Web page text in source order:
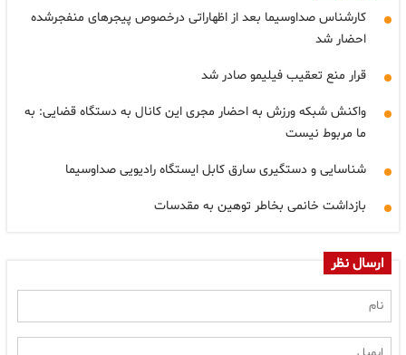
کارشناس صداوسیما بعد از اظهاراتی درخصوص پیجرهای منفجرشده
احضار شد
قرار منع تعقیب فیلیمو صادر شد
واکنش شبکه ورزش به احضار مجری این کانال به دستگاه قضایی: به
ما مربوط نیست
شناسایی و دستگیری سارق کابل ایستگاه رادیویی صداوسیما
بازداشت خانمی بخاطر توهین به مقدسات
ارسال نظر